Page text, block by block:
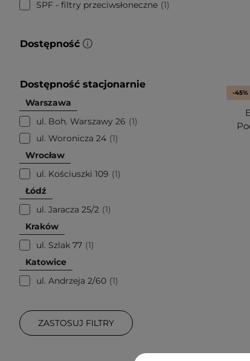
SPF - filtry przeciwsłoneczne 1
Dostępność
Dostępność stacjonarnie
Warszawa
ul. Boh. Warszawy 26
1
ul. Woronicza 24 1
Wrocław
ul. Kościuszki 109
1
Łódź
ul. Jaracza 25/2 1
Kraków
ul. Szlak 77 1
Katowice
ul. Andrzeja 2/60 1
ZASTOSUJ FILTRY
-45%